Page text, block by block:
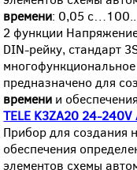
времени: 0,05
2 функции
DIN-рейку, стандарт
предназначено для
времени и
TELE K3ZA20 24-240V
Прибор для создания
обеспечения
элементов схемы